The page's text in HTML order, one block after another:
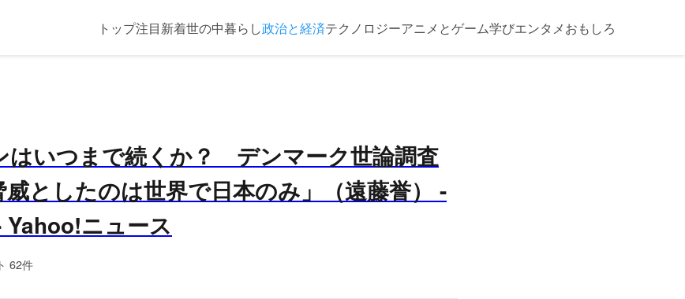
トップ注目新着世の中暮らし政治と経済テクノロジーアニメとゲーム学びエンタメおもしろ
はいつまで続くか？ デンマーク世論調査
威としたのは世界で日本のみ」（遠藤誉） -
ニュース
62件